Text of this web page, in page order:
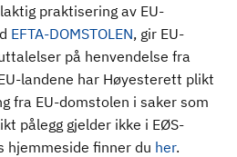
praktisering av EU-
EFTA-DOMSTOLEN, gir EU-
på henvendelse fra
landene har Høyesterett plikt
fra EU-domstolen i saker som
pålegg gjelder ikke i EØS-
hjemmeside finner du her.